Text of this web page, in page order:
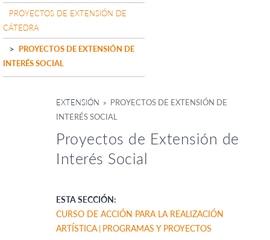
PROYECTOS DE EXTENSIÓN DE
CÁTEDRA
PROYECTOS DE EXTENSIÓN DE
INTERÉS SOCIAL
EXTENSIÓN » PROYECTOS DE EXTENSIÓN DE
INTERÉS SOCIAL
Proyectos de Extensión de
Interés Social
ESTA SECCIÓN:
CURSO DE ACCIÓN PARA LA REALIZACIÓN
ARTÍSTICA PROGRAMAS Y PROYECTOS